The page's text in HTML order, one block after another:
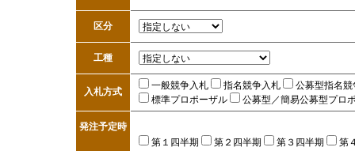
区分
工種
入札方式
一般競争入札 指名競争入札
公募型指名競
標準プロポーザル
公募型／簡易公募型プロ
発注予定時
第１四半期 第２四半期 第３四半期 第